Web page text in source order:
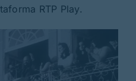
RTP Play.